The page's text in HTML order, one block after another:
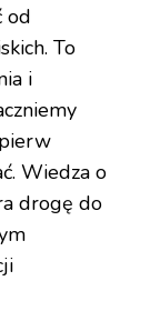
od
To
i
Wiedza o
drogę do